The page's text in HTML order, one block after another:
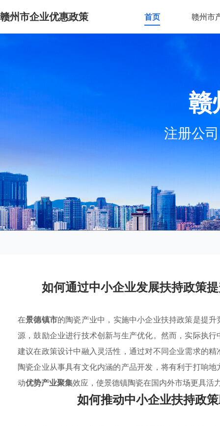
赣州市企业优惠政策 首页 赣州市
赣
注册公
如何通过中小企业发展扶持政策
在景德镇市的陶瓷产业中，实施中小企业扶持政策是提
源，鼓励企业进行技术创新与生产优化。然而，实际执
建议在政策设计中融入灵活性，通过对不同企业需求的
陶瓷企业从事具有文化内涵的产品开发，将有利于打响
动优势产业聚集效应，使景德镇陶瓷在国内外市场更具活
如何推动中小企业扶持政